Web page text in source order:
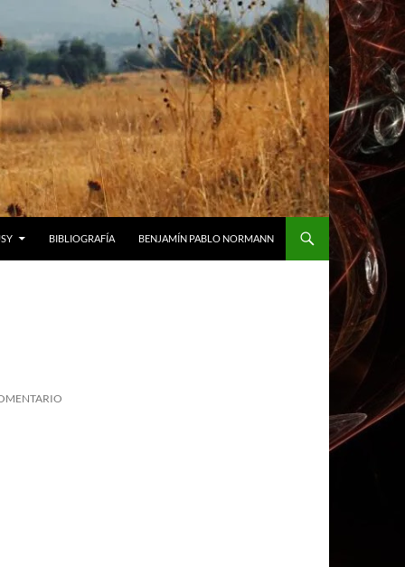
BIBLIOGRAFÍA BENJAMÍN PABLO NORMANN